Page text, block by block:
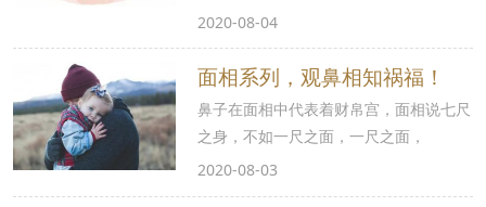
2020-08-04
面相系列，观鼻相知祸福！
鼻子在面相中代表着财帛宫，面相说七尺
之身，不如一尺之面，一尺之面，
2020-08-03